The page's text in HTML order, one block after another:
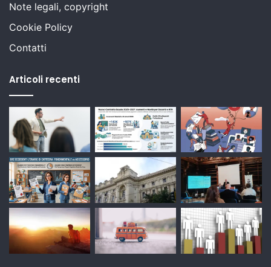
Note legali, copyright
Cookie Policy
Contatti
Articoli recenti